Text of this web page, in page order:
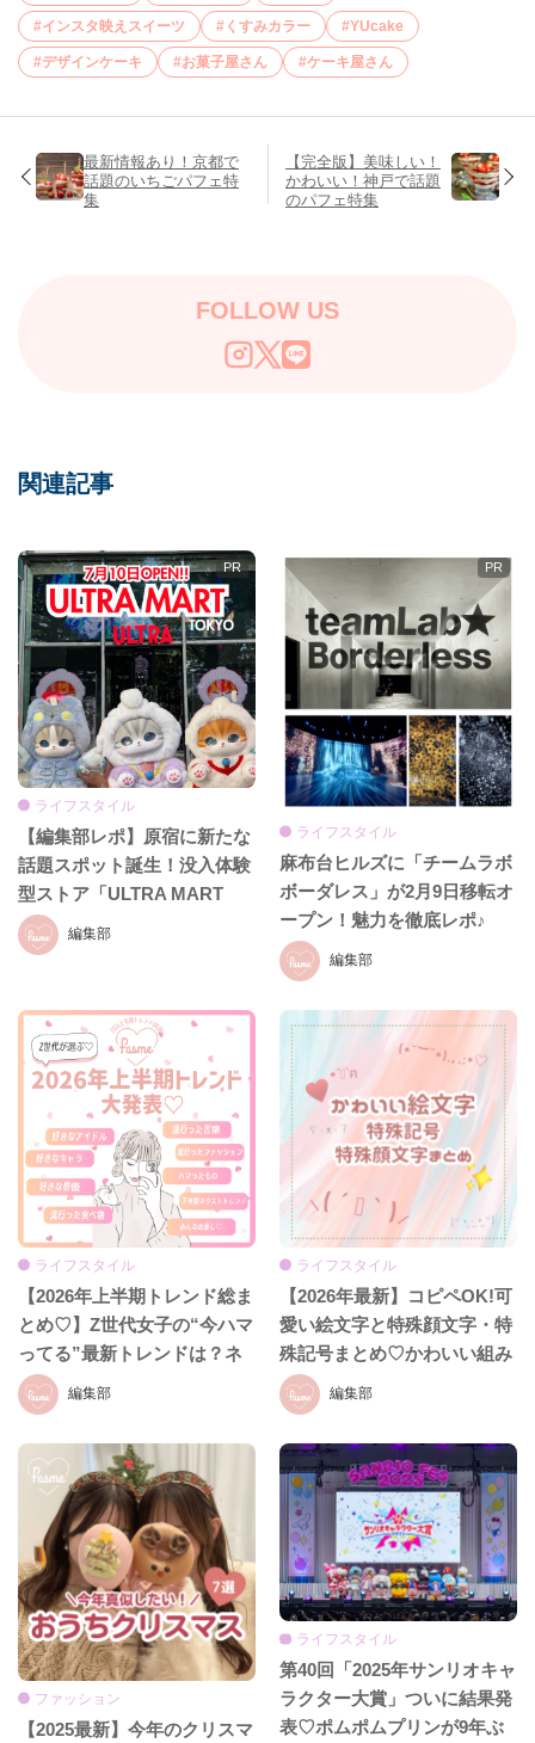
インスタ映えスイーツ くすみカラー YUcake
デザインケーキ お菓子屋さん ケーキ屋さん
最新情報あり！京都で
話題のいちごパフェ特
集
【完全版】美味しい！
かわいい！神戸で話題
のパフェ特集
FOLLOW US
関連記事
編集部
ライフスタイル
【編集部レポ】原宿に新たな
話題スポット誕生！没入体験
型ストア「ULTRA MART
TOKYO」
編集部
ライフスタイル
麻布台ヒルズに「チームラボ
ボーダレス」が2月9日移転オ
ープン！魅力を徹底レポ♪
編集部
ライフスタイル
【2026年上半期トレンド総ま
とめ♡】Z世代女子の“今ハマ
ってる”最新トレンドは？ネ
クストバズ予報もチェック♪
編集部
ライフスタイル
【2026年最新】コピペOK!可
愛い絵文字と特殊顔文字・特
殊記号まとめ♡かわいい組み
合わせも紹介！
ファッション
【2025最新】今年のクリスマ
ライフスタイル
第40回「2025年サンリオキャ
ラクター大賞」ついに結果発
表♡ポムポムプリンが9年ぶ